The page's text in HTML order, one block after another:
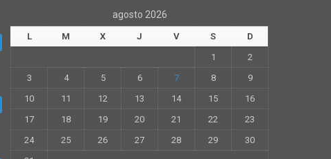
agosto 2026
L M X J V S
D
1
2
3
4 5 6 7 8
9
10
11 12 13 14 15
16
17
18 19 20 21 22
23
24
25 26 27 28 29
30